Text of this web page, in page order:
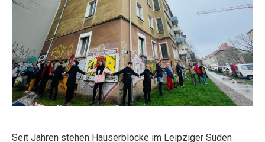
Seit Jahren stehen Häuserblöcke im Leipziger Süden